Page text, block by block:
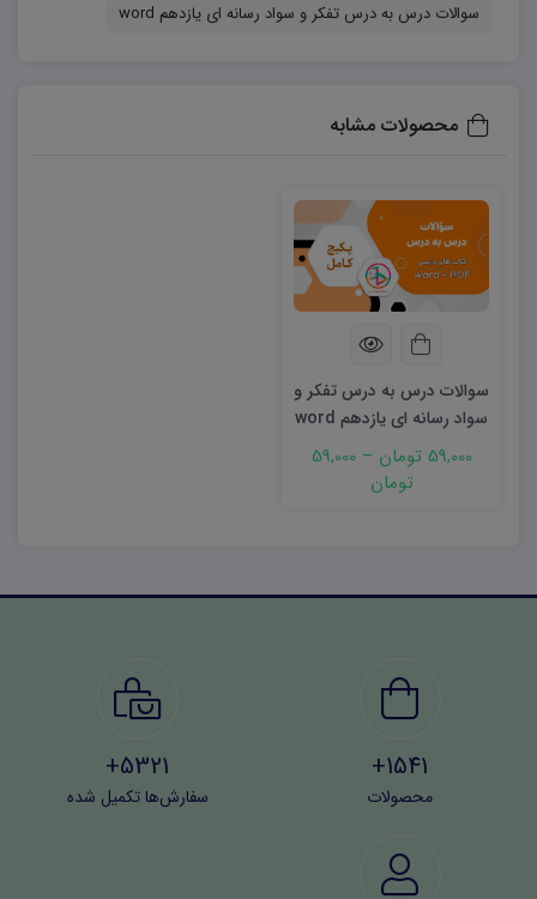
تعداد محدود ، مشخص‌ ، طبقه‌ بندی‌ شده و قابل‌ کنترلی‌ از
مخاطبان را دارد مانند تلفن‌ همراه .
۷-رسانه‌ جمعی‌ چیست‌ ؟
ابزاری‌ است‌ که‌ پیام را به‌ سرعت‌ ، آسانی‌ و هزینه‌ کم‌ به‌ تعداد
انبوه ، گونه‌ گون و غیر قابل‌ کنترلی‌ از مخاطبان منتقل‌ می‌ کند
مانند تلوزیون .
۸-مزایای رسانه‌ چیست‌ ؟
آسانی‌ ارتباط – افزایش‌ اعتمادبه‌ نفس‌ – معرفی‌ راحت‌ افراد –
دسترسی‌ به‌ اطلاعات آزاد – کاهش‌ هزینه‌ های‌ آموزش
کم‌ شدن روابط‌ اجتماعی‌ – عدم سواد کافی‌ و تجربه‌ کافی‌ -عدم
کاهش‌ هزینه‌ آموزش
سوالات درس به درس تفکر و سواد رسانه ای یازدهم word
محصولات مشابه
سوالات درس به درس تفکر و
سواد رسانه ای یازدهم word
59,000 تومان –
59,000
تومان
1541+
محصولات
5321+
سفارش‌ها تکمیل شده